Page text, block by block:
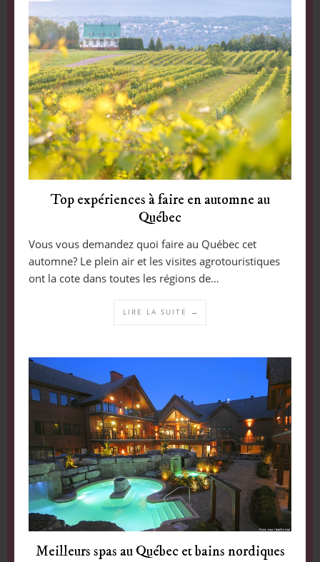
Top expériences à faire en automne au
Québec
Vous vous demandez quoi faire au Québec cet
automne? Le plein air et les visites agrotouristiques
ont la cote dans toutes les régions de…
LIRE LA SUITE →
Meilleurs spas au Québec et bains nordiques